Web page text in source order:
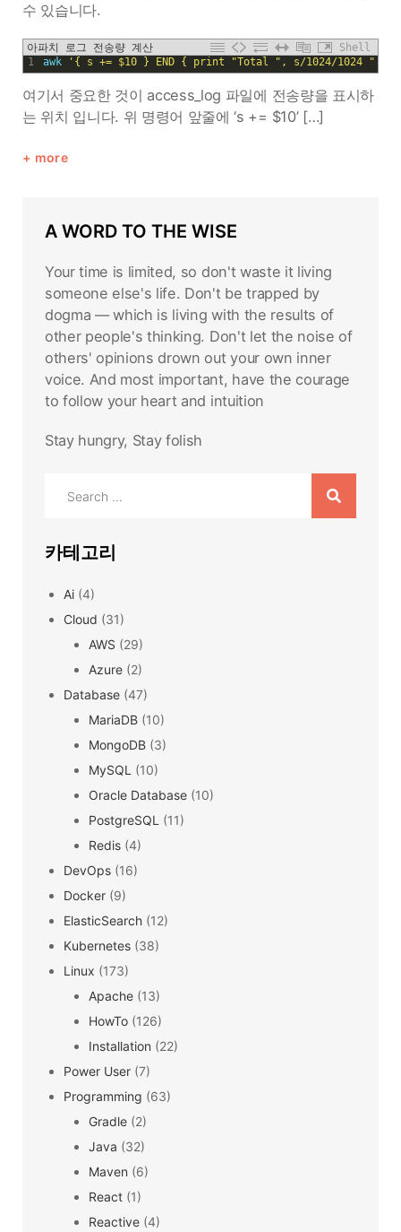
수 있습니다.
아파치 로그 전송량 계산
Shell
1
awk '{ s += $10 } END { print "Total ", s/1024/1024 "
여기서 중요한 것이 access_log 파일에 전송량을 표시하
는 위치 입니다. 위 명령어 앞줄에 ‘s += $10’ […]
more
A WORD TO THE WISE
Your time is limited, so don't waste it living
someone else's life. Don't be trapped by
dogma — which is living with the results of
other people's thinking. Don't let the noise of
others' opinions drown out your own inner
voice. And most important, have the courage
to follow your heart and intuition
Stay hungry, Stay folish
카테고리
Ai (4)
Cloud (31)
AWS (29)
Azure (2)
Database (47)
MariaDB (10)
MongoDB (3)
MySQL (10)
Oracle Database (10)
PostgreSQL (11)
Redis (4)
DevOps (16)
Docker (9)
ElasticSearch (12)
Kubernetes (38)
Linux (173)
Apache (13)
HowTo (126)
Installation (22)
Power User (7)
Programming (63)
Gradle (2)
Java (32)
Maven (6)
React (1)
Reactive (4)